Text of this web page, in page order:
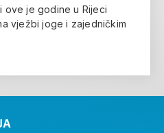
ove je godine u Rijeci
vježbi joge i zajedničkim